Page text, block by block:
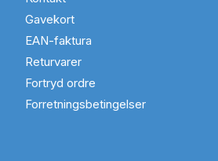
Gavekort
EAN-faktura
Returvarer
Fortryd ordre
Forretningsbetingelser